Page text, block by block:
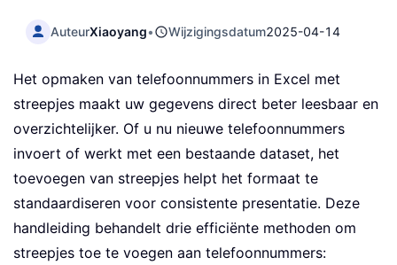
AuteurXiaoyang• Wijzigingsdatum2025-04-14
Het opmaken van telefoonnummers in Excel met
streepjes maakt uw gegevens direct beter leesbaar en
overzichtelijker. Of u nu nieuwe telefoonnummers
invoert of werkt met een bestaande dataset, het
toevoegen van streepjes helpt het formaat te
standaardiseren voor consistente presentatie. Deze
handleiding behandelt drie efficiënte methoden om
streepjes toe te voegen aan telefoonnummers: